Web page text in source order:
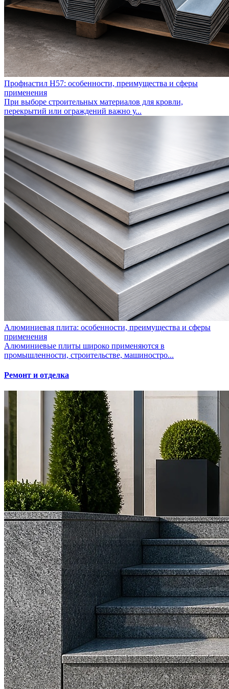
Профнастил Н57: особенности, преимущества и сферы
применения
При выборе строительных материалов для кровли,
перекрытий или ограждений важно у...
Алюминиевая плита: особенности, преимущества и сферы
применения
Алюминиевые плиты широко применяются в
промышленности, строительстве, машиностро...
Ремонт и отделка